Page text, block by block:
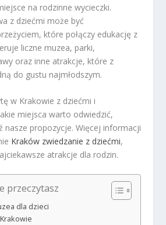
na rodzinne wycieczki.
z dziećmi może być
które połączy edukację z
liczne muzea, parki,
oraz inne atrakcje, które z
do gustu najmłodszym.
w Krakowie z dziećmi i
miejsca warto odwiedzić,
nasze propozycje. Więcej informacji
Kraków zwiedzanie z dziećmi,
atrakcje dla rodzin.
przeczytasz
dla dzieci